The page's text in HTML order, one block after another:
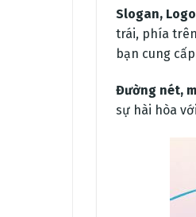
Slogan,
trái, phía
bạn cung
Đường nét,
sự hài hòa